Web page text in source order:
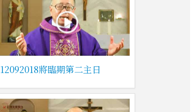
12092018將臨期第二主日